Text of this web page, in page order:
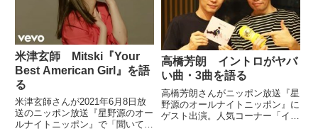
米津玄師 Mitski『Your
Best American Girl』を語
る
米津玄師さんが2021年6月8日放
送のニッポン放送『星野源のオー
ルナイトニッポン』で「聞いてほ
高橋芳朗 イントロがヤバ
い曲・3曲を語る
高橋芳朗さんがニッポン放送『星
野源のオールナイトニッポン』に
ゲスト出演。人気コーナー「イン